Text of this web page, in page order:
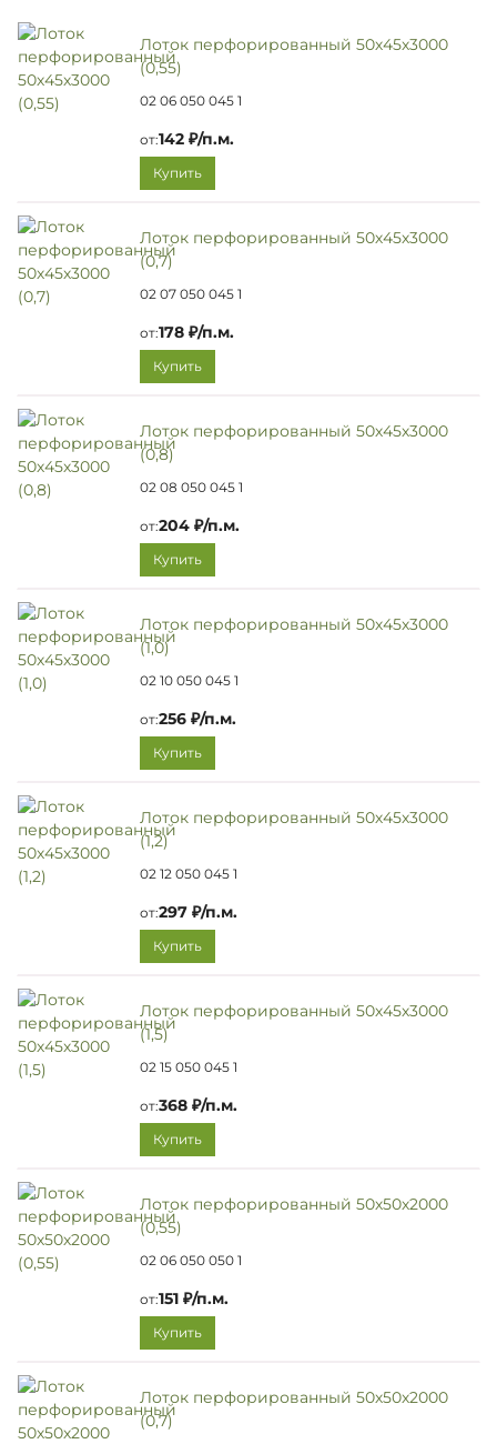
Лоток перфорированный 50х45х3000
(0,55)
02 06 050 045 1
от:142 ₽/п.м.
Купить
Лоток перфорированный 50х45х3000
(0,7)
02 07 050 045 1
от:178 ₽/п.м.
Купить
Лоток перфорированный 50х45х3000
(0,8)
02 08 050 045 1
от:204 ₽/п.м.
Купить
Лоток перфорированный 50х45х3000
(1,0)
02 10 050 045 1
от:256 ₽/п.м.
Купить
Лоток перфорированный 50х45х3000
(1,2)
02 12 050 045 1
от:297 ₽/п.м.
Купить
Лоток перфорированный 50х45х3000
(1,5)
02 15 050 045 1
от:368 ₽/п.м.
Купить
Лоток перфорированный 50х50х2000
(0,55)
02 06 050 050 1
от:151 ₽/п.м.
Купить
Лоток перфорированный 50х50х2000
(0,7)